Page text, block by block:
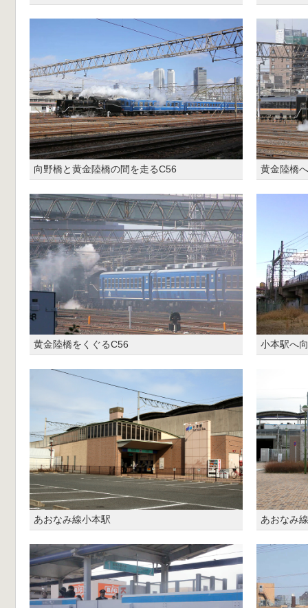
向野橋と黄金陸橋の間を走るC56 黄金陸橋
黄金陸橋をくぐるC56 小本駅へ
あおなみ線小本駅 あおなみ